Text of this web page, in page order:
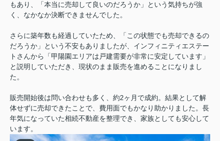
もあり、「本当に売却して良いのだろうか」という気持ちが強
く、なかなか決断できませんでした。
さらに築年数も経過していたため、「この状態でも売却できるの
だろうか」という不安もありましたが、インフィニティエステー
トさんから「甲陽園エリアは戸建需要が非常に安定しています」
と説明していただき、現状のまま販売を進めることになりまし
た。
販売開始後は問い合わせも多く、約2ヶ月で成約。結果として解
体せずに売却できたことで、費用面でもかなり助かりました。長
年気になっていた相続不動産を整理でき、家族としても安心して
います。